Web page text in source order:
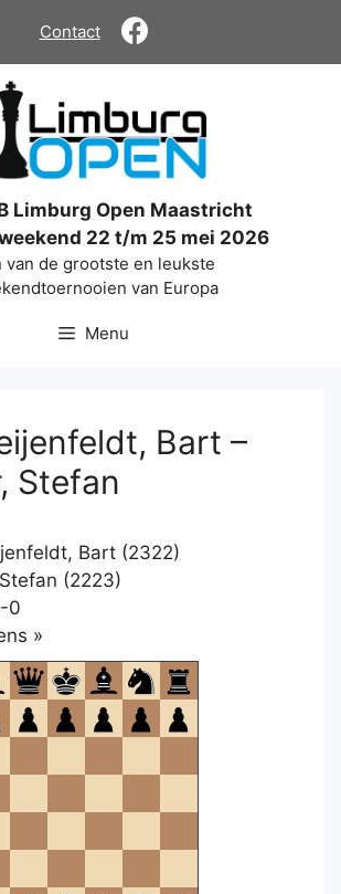
Contact
Limburg Open Maastricht
22 t/m 25 mei 2026
van de grootste en leukste
van Europa
Menu
Bart –
Stefan
Bart (2322)
(2223)
0
»
om
te
openen.